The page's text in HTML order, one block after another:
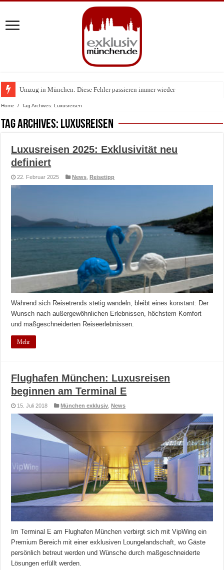
Umzug in München: Diese Fehler passieren immer wieder
Zu Gast im Fränk’ness: Sternekoch Alexander Herrmann lädt krebskranke
Home / Tag Archives: Luxusreisen
Tag Archives: Luxusreisen
Luxusreisen 2025: Exklusivität neu
definiert
22. Februar 2025 News ,Reisetipp
Während sich Reisetrends stetig wandeln, bleibt eines konstant: Der
Wunsch nach außergewöhnlichen Erlebnissen, höchstem Komfort
und maßgeschneiderten Reiseerlebnissen.
Mehr
Flughafen München: Luxusreisen
beginnen am Terminal E
15. Juli 2018 München exklusiv ,News
Im Terminal E am Flughafen München verbirgt sich mit VipWing ein
Premium Bereich mit einer exklusiven Loungelandschaft, wo Gäste
persönlich betreut werden und Wünsche durch maßgeschneiderte
Lösungen erfüllt werden.